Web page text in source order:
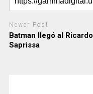
Newer Post
Batman llegó al Ricardo
Saprissa